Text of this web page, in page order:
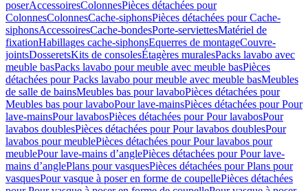
poserAccessoiresColonnesPièces détachées pour
ColonnesColonnesCache-siphonsPièces détachées pour Cache-
siphonsAccessoiresCache-bondesPorte-serviettesMatériel de
fixationHabillages cache-siphonsEquerres de montageCouvre-
jointsDosseretsKits de consolesÉtagères muralesPacks lavabo avec
meuble basPacks lavabo pour meuble avec meuble basPièces
détachées pour Packs lavabo pour meuble avec meuble basMeubles
de salle de bainsMeubles bas pour lavaboPièces détachées pour
Meubles bas pour lavaboPour lave-mainsPièces détachées pour Pour
lave-mainsPour lavabosPièces détachées pour Pour lavabosPour
lavabos doublesPièces détachées pour Pour lavabos doublesPour
lavabos pour meublePièces détachées pour Pour lavabos pour
meublePour lave-mains d’anglePièces détachées pour Pour lave-
mains d’anglePlans pour vasquesPièces détachées pour Plans pour
vasquesPour vasque à poser en forme de coupellePièces détachées